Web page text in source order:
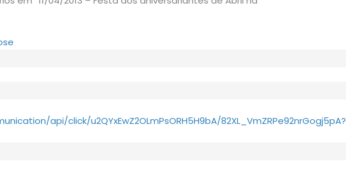
api/click/u2QYxEwZ2OLmPsORH5H9bA/82XL_VmZRPe92nrGogj5pA?